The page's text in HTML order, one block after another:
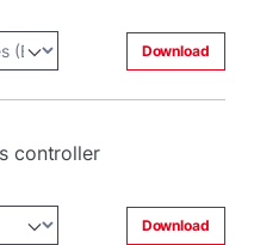
Download
controller
Download